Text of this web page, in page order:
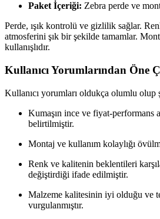
Paket İçeriği: Zebra perde ve
Perde, ışık kontrolü ve gizlilik sağlar.
atmosferini şık bir şekilde tamamlar.
kullanışlıdır.
Kullanıcı Yorumlarından Öne
Kullanıcı yorumları oldukça olumlu olup
Kumaşın ince ve fiyat-performans
belirtilmiştir.
Montaj ve kullanım kolaylığı
Renk ve kalitenin beklentileri
değiştirdiği ifade edilmiştir.
Malzeme kalitesinin iyi olduğu ve
vurgulanmıştır.